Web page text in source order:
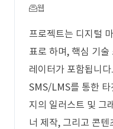
웹
프로젝트는 디지털
표로 하며, 핵심 기
레이터가 포함됩니
SMS/LMS를 통한 타
지의 일러스트 및 그
너 제작, 그리고 콘